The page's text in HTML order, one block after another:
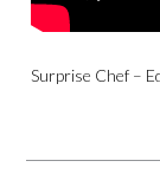
Surprise Chef –